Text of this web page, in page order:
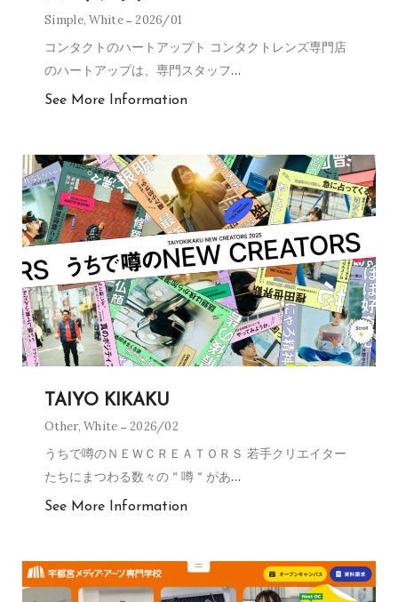
Simple,White 2026/01
コンタクトのハートアップト コンタクトレンズ専門店
のハートアップは、専門スタッフ…
See More Information
TAIYO KIKAKU
Other,White 2026/02
うちで噂のＮＥＷＣＲＥＡＴＯＲＳ 若手クリエイター
たちにまつわる数々の＂噂＂があ…
See More Information